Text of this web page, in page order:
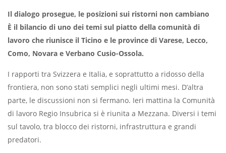
Il dialogo prosegue, le posizioni sui ristorni non cambiano
È il bilancio di uno dei temi sul piatto della comunità di
lavoro che riunisce il Ticino e le province di Varese, Lecco,
Como, Novara e Verbano Cusio-Ossola.
I rapporti tra Svizzera e Italia, e soprattutto a ridosso della
frontiera, non sono stati semplici negli ultimi mesi. D’altra
parte, le discussioni non si fermano. Ieri mattina la Comunità
di lavoro Regio Insubrica si è riunita a Mezzana. Diversi i temi
sul tavolo, tra blocco dei ristorni, infrastruttura e grandi
predatori.